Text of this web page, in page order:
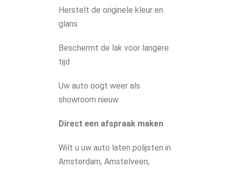
Herstelt de originele kleur en
glans
Beschermt de lak voor langere
tijd
Uw auto oogt weer als
showroom nieuw
Direct een afspraak maken
Wilt u uw auto laten polijsten in
Amsterdam, Amstelveen,